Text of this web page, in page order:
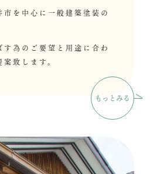
を中心に 一般建築塗装の
す為のご要望 と用途に合わ
案致します。
もっとみる